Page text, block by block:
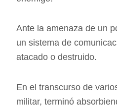
Ante la amenaza de un
un sistema de
atacado o destruido.
En el transcurso de
militar, terminó